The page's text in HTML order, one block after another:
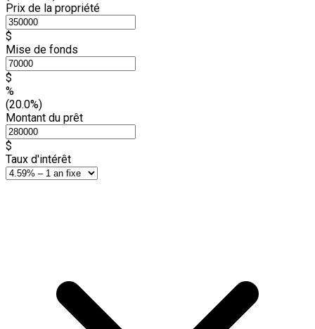
Prix de la propriété
$
Mise de fonds
$
%
(20.0%)
Montant du prêt
$
Taux d'intérêt